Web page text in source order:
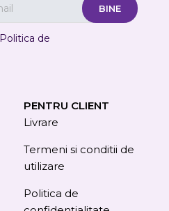
Politica de
PENTRU CLIENT
Livrare
Termeni si conditii de
utilizare
Politica de